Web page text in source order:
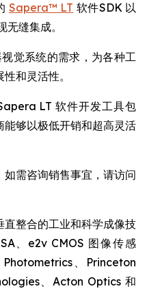
Sapera™ LT 软件SDK 以
缝集成。
觉系统的需求，为各种工
和灵活性。
LT 软件开发工具包
够以极低开销和超高灵活
如需咨询销售事宜，请访问
直整合的工业和科学成像技
、e2v CMOS 图像传感
、Princeton
、Acton Optics 和